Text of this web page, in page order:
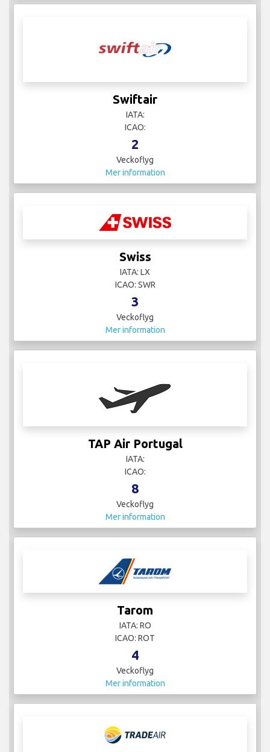
Swiftair
IATA:
ICAO:
2
Veckoflyg
Mer information
Swiss
IATA: LX
ICAO: SWR
3
Veckoflyg
Mer information
TAP Air Portugal
IATA:
ICAO:
8
Veckoflyg
Mer information
Tarom
IATA: RO
ICAO: ROT
4
Veckoflyg
Mer information